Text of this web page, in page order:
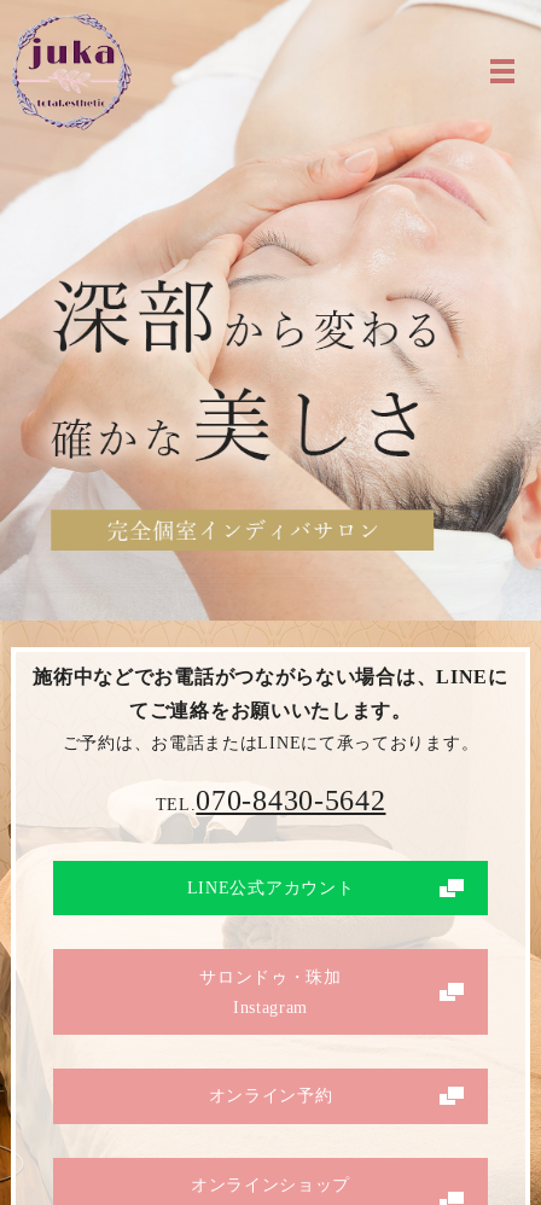
施術中などでお電話がつながらない場合は、LINEに
てご連絡をお願いいたします。
ご予約は、お電話またはLINEにて承っております。
TEL. 070-8430-5642
LINE公式アカウント
サロンドゥ・珠加
Instagram
オンライン予約
オンラインショップ